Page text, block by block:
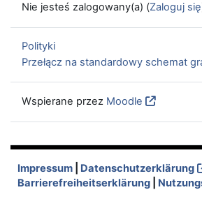
Nie jesteś zalogowany(a) (Zaloguj się
Polityki
Przełącz na standardowy schemat
Wspierane przez Moodle
Impressum Datenschutzerklärung
Barrierefreiheitserklärung